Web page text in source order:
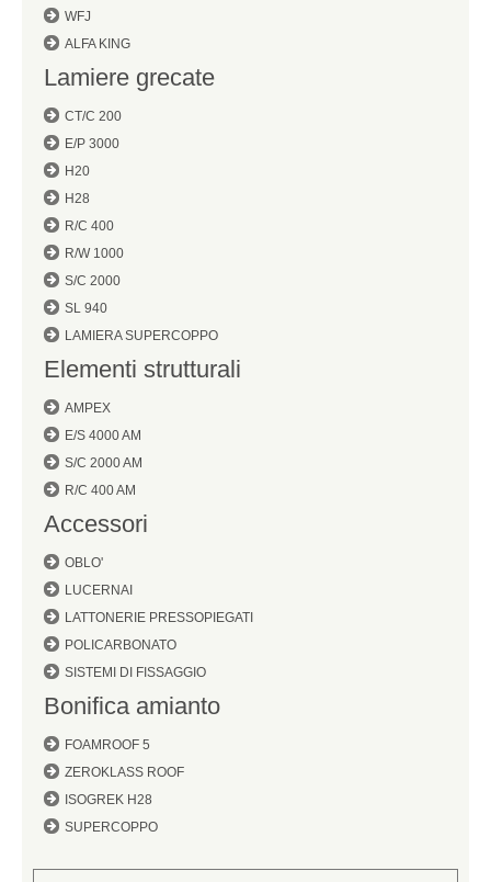
WFJ
ALFA KING
Lamiere grecate
CT/C 200
E/P 3000
H20
H28
R/C 400
R/W 1000
S/C 2000
SL 940
LAMIERA SUPERCOPPO
Elementi strutturali
AMPEX
E/S 4000 AM
S/C 2000 AM
R/C 400 AM
Accessori
OBLO'
LUCERNAI
LATTONERIE PRESSOPIEGATI
POLICARBONATO
SISTEMI DI FISSAGGIO
Bonifica amianto
FOAMROOF 5
ZEROKLASS ROOF
ISOGREK H28
SUPERCOPPO